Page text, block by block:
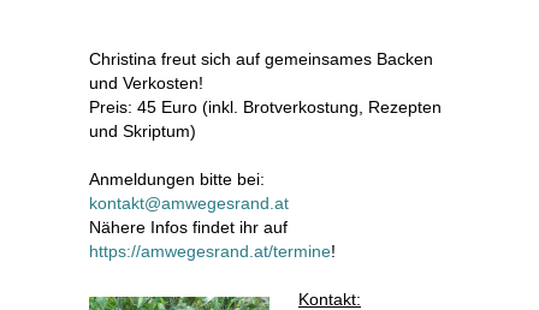
Christina freut sich auf gemeinsames Backen
und Verkosten!
Preis: 45 Euro (inkl. Brotverkostung, Rezepten
und Skriptum)
Anmeldungen bitte bei:
kontakt@amwegesrand.at
Nähere Infos findet ihr auf
https://amwegesrand.at/termine!
Kontakt: